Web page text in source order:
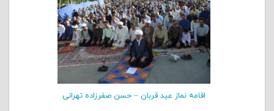
اقامه نماز عید قربان – حسن صفرزاده تهرانی